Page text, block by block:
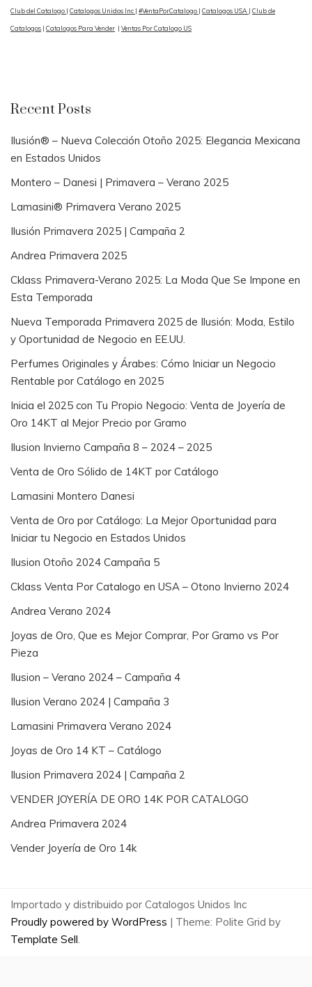
Club del Catalogo | Catalogos Unidos Inc | #VentaPorCatalogo | Catalogos USA | Club de
Catalogos | Catalogos Para Vender | Ventas Por Catalogo US
Recent Posts
Ilusión® – Nueva Colección Otoño 2025: Elegancia Mexicana
en Estados Unidos
Montero – Danesi | Primavera – Verano 2025
Lamasini® Primavera Verano 2025
Ilusión Primavera 2025 | Campaña 2
Andrea Primavera 2025
Cklass Primavera-Verano 2025: La Moda Que Se Impone en
Esta Temporada
Nueva Temporada Primavera 2025 de Ilusión: Moda, Estilo
y Oportunidad de Negocio en EE.UU.
Perfumes Originales y Árabes: Cómo Iniciar un Negocio
Rentable por Catálogo en 2025
Inicia el 2025 con Tu Propio Negocio: Venta de Joyería de
Oro 14KT al Mejor Precio por Gramo
Ilusion Invierno Campaña 8 – 2024 – 2025
Venta de Oro Sólido de 14KT por Catálogo
Lamasini Montero Danesi
Venta de Oro por Catálogo: La Mejor Oportunidad para
Iniciar tu Negocio en Estados Unidos
Ilusion Otoño 2024 Campaña 5
Cklass Venta Por Catalogo en USA – Otono Invierno 2024
Andrea Verano 2024
Joyas de Oro, Que es Mejor Comprar, Por Gramo vs Por
Pieza
Ilusion – Verano 2024 – Campaña 4
Ilusion Verano 2024 | Campaña 3
Lamasini Primavera Verano 2024
Joyas de Oro 14 KT – Catálogo
Ilusion Primavera 2024 | Campaña 2
VENDER JOYERÍA DE ORO 14K POR CATALOGO
Andrea Primavera 2024
Vender Joyería de Oro 14k
Importado y distribuido por Catalogos Unidos Inc
Proudly powered by WordPress | Theme: Polite Grid by
Template Sell.